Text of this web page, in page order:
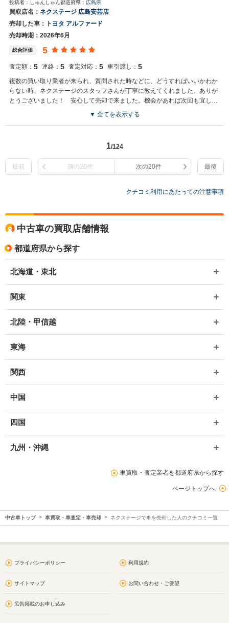
投稿者：しゅんしゅん都道府県： 広島県
買取店名： ネクステージ 広島安芸店
売却した車：
トヨタ アルファード
売却時期：2026年6月
総合評価 5
査定額： 5 連絡： 5 査定対応： 5 車引渡し： 5
複数の買い取り業者が来られ、質問された時などに、どうすればいいかわか
らない時、ネクステージのスタッフさんが丁寧に教えてくれました、ありが
とうございました！ 安心して売却で来ました。機会があれば次回も宜しく
▼ 全てを表示する
1/124
最初 前の20件 次の20件 最後
クチコミ利用にあたっての注意事項
中古車の買取店舗情報
都道府県から探す
北海道・東北
関東
北陸・甲信越
東海
関西
中国
四国
九州・沖縄
車買取・査定業者を都道府県から探す
ページトップへ
中古車トップ 車買取・車査定・車売却 ネクステージで車を売却した人のクチコミ一覧
プライバシーポリシー 利用規約
サイトマップ お問い合わせ・ご要望
広告掲載のお申し込み